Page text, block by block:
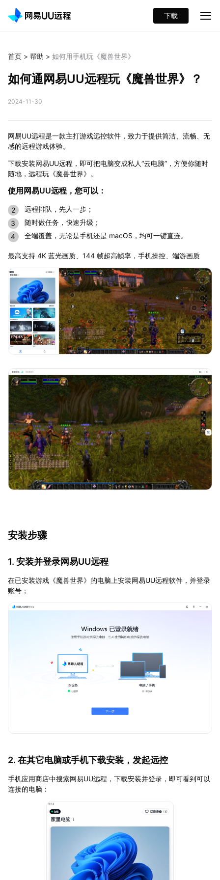
下载
首页 > 帮助 > 如何用手机玩《魔兽世界》
如何通网易UU远程玩《魔兽世界》？
2024-11-30
网易UU远程是一款主打游戏远控软件，致力于提供简洁、流畅、无
感的远程游戏体验。
下载安装网易UU远程，即可把电脑变成私人“云电脑”，方便你随时
随地，远程玩《魔兽世界》。
使用网易UU远程，您可以：
远程排队，先人一步；
随时做任务，快速升级；
全端覆盖，无论是手机还是 macOS，均可一键直连。
最高支持 4K 蓝光画质、144 帧超高帧率，手机操控、端游画质
安装步骤
1. 安装并登录网易UU远程
在已安装游戏《魔兽世界》的电脑上安装网易UU远程软件，并登录
账号；
2. 在其它电脑或手机下载安装，发起远控
手机应用商店中搜索网易UU远程，下载安装并登录，即可看到可以
连接的电脑：